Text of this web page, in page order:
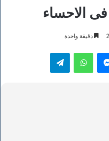
الاحساء
2 دقيقة واحدة
ماسنجر واتساب تيلقرام